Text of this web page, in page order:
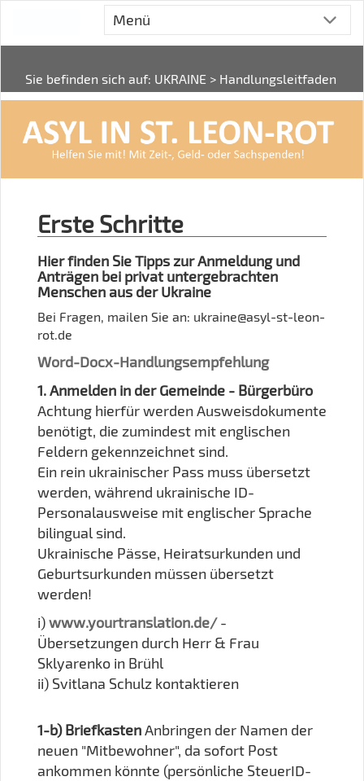
Menü
Sie befinden sich auf: UKRAINE > Handlungsleitfaden
Erste Schritte
Hier finden Sie Tipps zur Anmeldung und
Anträgen bei privat untergebrachten
Menschen aus der Ukraine
Bei Fragen, mailen Sie an: ukraine@asyl-st-leon-
rot.de
Word-Docx-Handlungsempfehlung
1. Anmelden in der Gemeinde - Bürgerbüro
Achtung hierfür werden Ausweisdokumente
benötigt, die zumindest mit englischen
Feldern gekennzeichnet sind.
Ein rein ukrainischer Pass muss übersetzt
werden, während ukrainische ID-
Personalausweise mit englischer Sprache
bilingual sind.
Ukrainische Pässe, Heiratsurkunden und
Geburtsurkunden müssen übersetzt
werden!
i)www.yourtranslation.de/ -
Übersetzungen durch Herr & Frau
Sklyarenko in Brühl
ii) Svitlana Schulz kontaktieren
1-b) BriefkastenAnbringen der Namen der
neuen "Mitbewohner", da sofort Post
ankommen könnte (persönliche SteuerID-